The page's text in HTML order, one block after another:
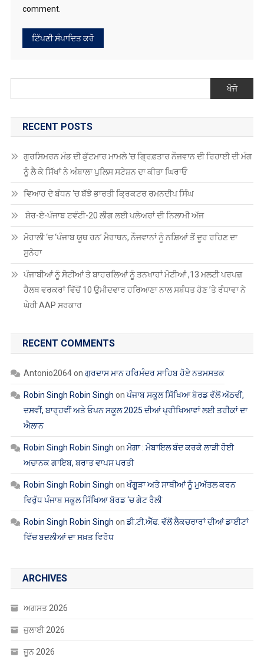
RECENT POSTS
ਸ਼ੇਰ-ਏ-ਪੰਜਾਬ ਟਵੰਟੀ-20 ਲੀਗ ਲਈ ਪਲੇਅਰਾਂ ਦੀ ਨਿਲਾਮੀ ਅੱਜ
ਸੁਨੇਹਾ
ਪੰਜਾਬੀਆਂ ਨੂੰ ਸੋਟੀਆਂ ਤੇ ਬਾਹਰਲਿਆਂ ਨੂੰ ਤਨਖਾਹਾਂ ਮੋਟੀਆਂ ,13 ਮਲਟੀ ਪਰਪਜ਼
ਹੈਲਥ ਵਰਕਰਾਂ ਵਿੱਚੋਂ 10 ਉਮੀਦਵਾਰ ਹਰਿਆਣਾ ਨਾਲ ਸਬੰਧਤ ਹੋਣ ’ਤੇ ਰੰਧਾਵਾ ਨੇ
ਘੇਰੀ AAP ਸਰਕਾਰ
RECENT COMMENTS
Antonio2064on ਗੁਰਦਾਸ ਮਾਨ ਹਰਿਮੰਦਰ ਸਾਹਿਬ ਹੋਏ ਨਤਮਸਤਕ
Robin Singh Robin Singh
ਐਲਾਨ
ਅਚਾਨਕ ਗਾਇਬ, ਬਰਾਤ ਵਾਪਸ ਪਰਤੀ
Robin Singh Robin Singh onਖੰਗੂੜਾ ਅਤੇ ਸਾਥੀਆਂ ਨੂੰ ਮੁਅੱਤਲ ਕਰਨ
ਵਿਰੁੱਧ ਪੰਜਾਬ ਸਕੂਲ ਸਿੱਖਿਆ ਬੋਰਡ ‘ਚ ਗੇਟ ਰੈਲੀ
ਵਿੱਚ ਬਦਲੀਆਂ ਦਾ ਸਖ਼ਤ ਵਿਰੋਧ
ARCHIVES
ਅਗਸਤ 2026
ਜੁਲਾਈ 2026
ਮਈ 2026
ਅਪ੍ਰੈਲ 2026
ਮਾਰਚ 2026
ਫਰਵਰੀ 2026